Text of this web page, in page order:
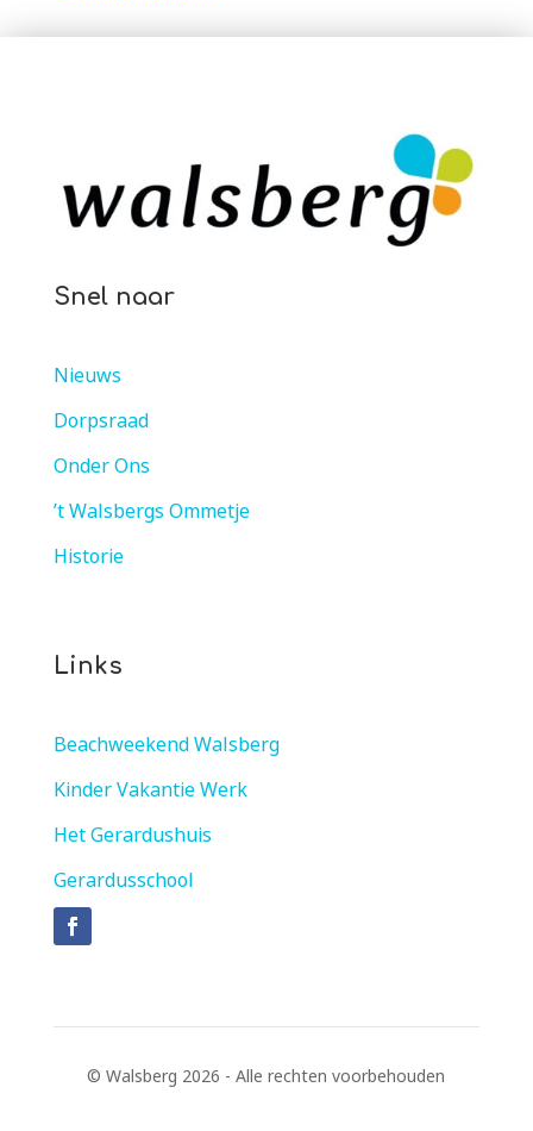
Snel naar
Nieuws
Dorpsraad
Onder Ons
’t Walsbergs Ommetje
Historie
Links
Beachweekend Walsberg
Kinder Vakantie Werk
Het Gerardushuis
Gerardusschool
© Walsberg 2026 - Alle rechten voorbehouden